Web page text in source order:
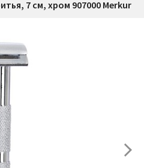
7 см, хром 907000 Merkur